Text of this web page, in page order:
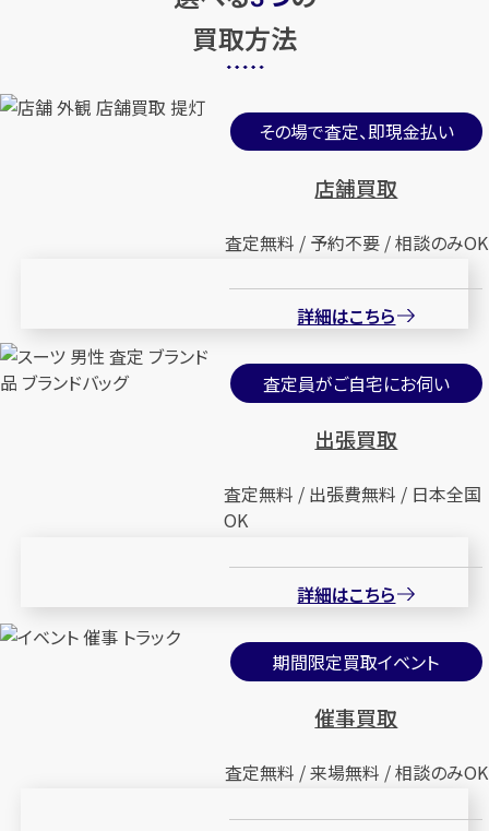
買取方法
その場で査定、即現金払い
店舗買取
査定無料 / 予約不要 / 相談のみOK
詳細はこちら
査定員がご自宅にお伺い
出張買取
査定無料 / 出張費無料 / 日本全国
OK
詳細はこちら
期間限定買取イベント
催事買取
査定無料 / 来場無料 / 相談のみOK